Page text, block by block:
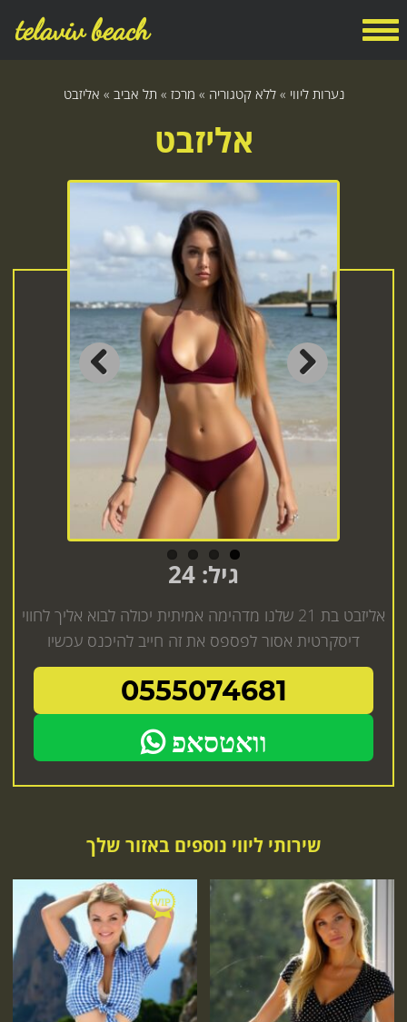
telaviv beach
נערות ליווי »ללא קטגוריה » מרכז » תל אביב » אליזבט
אליזבט
Previous Next
גיל: 24
אליזבט בת 21 שלנו מדהימה אמיתית יכולה לבוא אליך לחווי
דיסקרטית אסור לפספס את זה חייב להיכנס עכשיו
0555074681
וואטסאפ
שירותי ליווי נוספים באזור שלך